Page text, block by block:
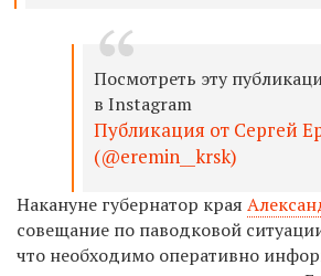
Посмотреть эту
в Instagram
Публикация от Сергей
(@eremin__krsk)
Накануне губернатор края
совещание по паводковой
что необходимо оперативно